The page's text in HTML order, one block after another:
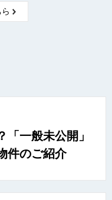
「一般未公開」
件のご紹介